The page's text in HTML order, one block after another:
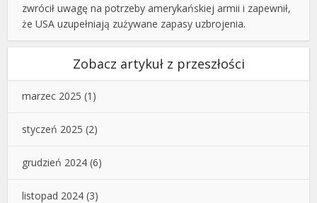
zwrócił uwagę na potrzeby amerykańskiej armii i zapewnił,
że USA uzupełniają zużywane zapasy uzbrojenia.
Zobacz artykuł z przeszłości
marzec 2025 (1)
styczeń 2025 (2)
grudzień 2024 (6)
listopad 2024 (3)